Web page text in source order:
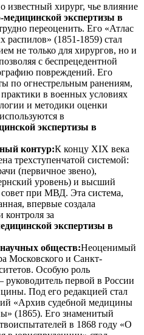
известный хирург, чье влияние
медицинской экспертизы в
переоценить. Его «Атлас
распилов» (1851-1859) стал
не только для хирургов, но и
с беспрецедентной
повреждений. Его
по огнестрельным ранениям,
в военных условиях
и методики оценки
в
экспертизы в
контур:К концу XIX века
трехступенчатой системой:
(первичное звено),
уровень) и высший
при МВД. Эта система,
впервые создала
контроля за
экспертизы в
обществ:Неоценимый
Московского и Санкт-
Особую роль
первой в России
Под его редакцией стал
«Архив судебной медицины
(1865). Его знаменитый
в 1868 году «О